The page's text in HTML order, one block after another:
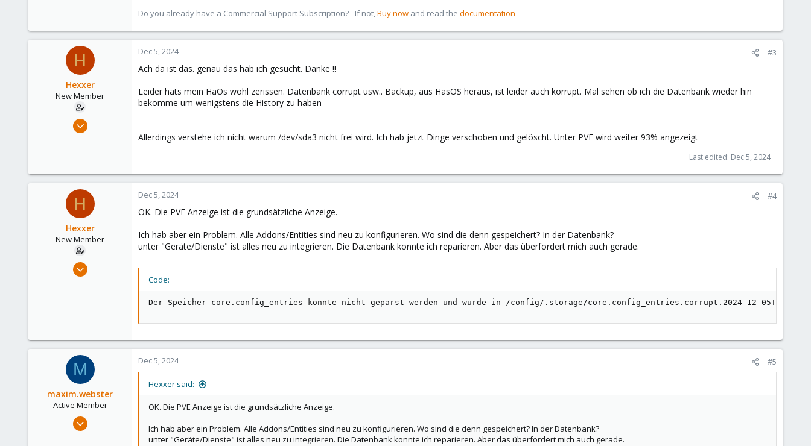
Do you already have a Commercial Support Subscription? - If not,Buy now and read the documentation
H
Hexxer
New Member
Sep 12, 2024
Dec 5, 2024 #3
Ach da ist das. genau das hab ich gesucht. Danke !!
Leider hats mein HaOs wohl zerissen. Datenbank corrupt usw.. Backup, aus HasOS heraus, ist leider auch korrupt. Mal sehen ob ich die Datenbank wieder hin
bekomme um wenigstens die History zu haben
Allerdings verstehe ich nicht warum /dev/sda3 nicht frei wird. Ich hab jetzt Dinge verschoben und gelöscht. Unter PVE wird weiter 93% angezeigt
Last edited: Dec 5, 2024
H
Hexxer
New Member
Sep 12, 2024
Dec 5, 2024 #4
OK. Die PVE Anzeige ist die grundsätzliche Anzeige.
Ich hab aber ein Problem. Alle Addons/Entities sind neu zu konfigurieren. Wo sind die denn gespeichert? In der Datenbank?
unter "Geräte/Dienste" ist alles neu zu integrieren. Die Datenbank konnte ich reparieren. Aber das überfordert mich auch gerade.
Code:
Der Speicher core.config_entries konnte nicht geparst werden und wurde in /config/.storage/core.config_entries.corrupt.2024-12-
M
maxim.webster
Active Member
Nov 12, 2024
Dec 5, 2024 #5
Hexxer said:
OK. Die PVE Anzeige ist die grundsätzliche Anzeige.
Ich hab aber ein Problem. Alle Addons/Entities sind neu zu konfigurieren. Wo sind die denn gespeichert? In der Datenbank?
unter "Geräte/Dienste" ist alles neu zu integrieren. Die Datenbank konnte ich reparieren. Aber das überfordert mich auch gerade.